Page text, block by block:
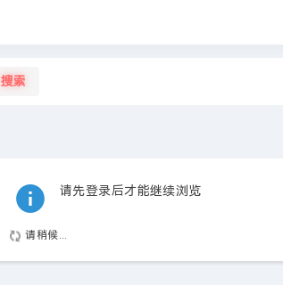
搜索
请先登录后才能继续浏览
请稍候...